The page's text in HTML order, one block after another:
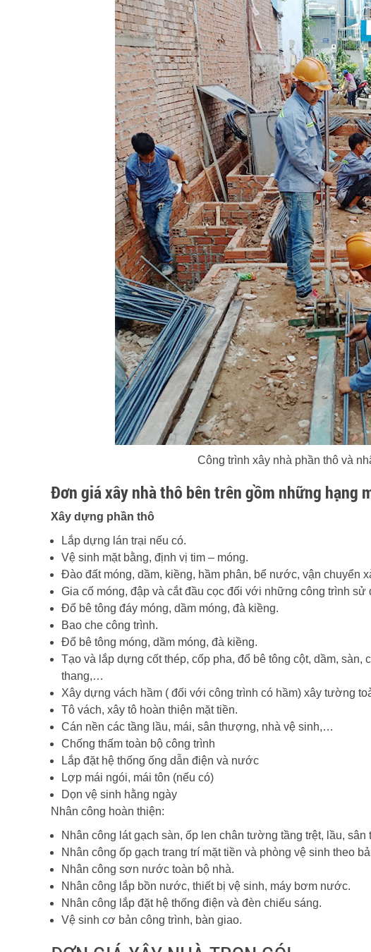
Công trình xây nhà phần thô và
Đơn giá xây nhà thô bên trên gồm những hạng
Xây dựng phần thô
Lắp dựng lán trại nếu có.
Vệ sinh mặt bằng, định vị tim – móng.
Đào đất móng, dầm, kiềng, hầm phân, bể nước, vận chuyển
Gia cố móng, đập và cắt đầu cọc đối với những công trình sử
Đổ bê tông đáy móng, dầm móng, đà kiềng.
Bao che công trình.
Đổ bê tông móng, dầm móng, đà kiềng.
Tạo và lắp dựng cốt thép, cốp pha, đổ bê tông cột, dầm,
thang,…
Xây dựng vách hầm ( đối với công trình có hầm) xây tường
Tô vách, xây tô hoàn thiện mặt tiền.
Cán nền các tầng lầu, mái, sân thượng, nhà vệ sinh,…
Chống thấm toàn bộ công trình
Lắp đặt hệ thống ống dẫn điện và nước
Lợp mái ngói, mái tôn (nếu có)
Dọn vệ sinh hằng ngày
Nhân công hoàn thiện:
Nhân công lát gạch sàn, ốp len chân tường tầng trệt, lầu,
Nhân công ốp gạch trang trí mặt tiền và phòng vệ sinh theo
Nhân công sơn nước toàn bộ nhà.
Nhân công lắp bồn nước, thiết bị vệ sinh, máy bơm nước.
Nhân công lắp đặt hệ thống điện và đèn chiếu sáng.
Vệ sinh cơ bản công trình, bàn giao.